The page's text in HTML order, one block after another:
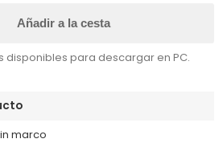
Añadir a la cesta
disponibles para descargar en PC.
marco